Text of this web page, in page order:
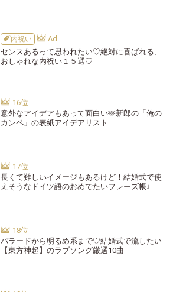
内祝い
センスあるって思われたい♡絶対に喜ばれる、
おしゃれな内祝い１５選♡
意外なアイデアもあって面白い🫶新郎の「俺の
カンペ」の表紙アイデアリスト
長くて難しいイメージもあるけど！結婚式で使
えそうなドイツ語のおめでたいフレーズ帳♩
バラードから明るめ系まで♡結婚式で流したい
【東方神起】のラブソング厳選10曲